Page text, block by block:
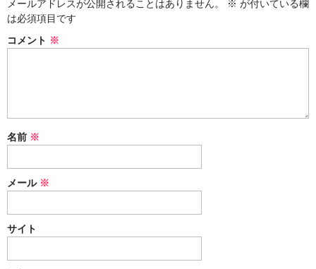
メールアドレスが公開されることはありません。
※ が付いている欄
は必須項目です
コメント ※
名前 ※
メール ※
サイト